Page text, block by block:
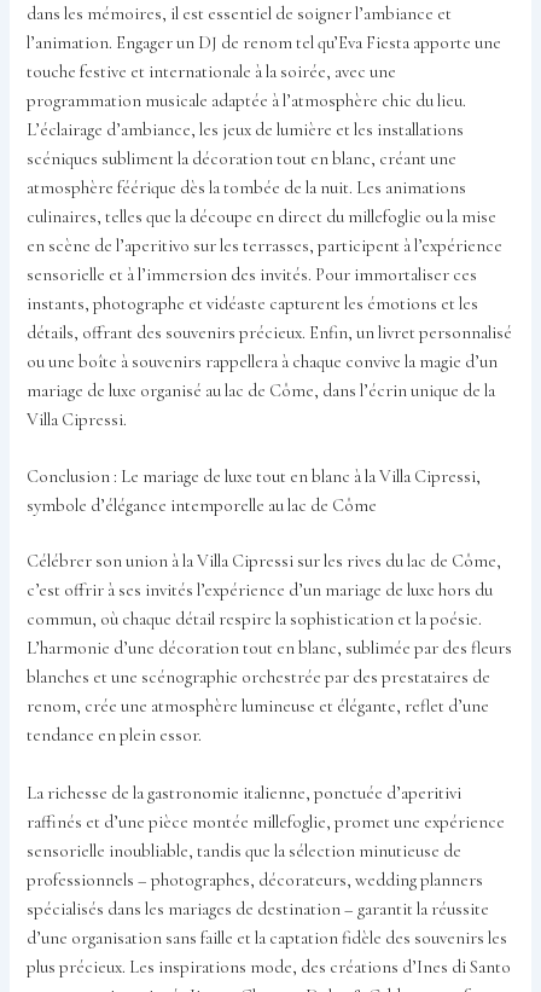
dans les mémoires, il est essentiel de soigner l’ambiance et
l’animation. Engager un DJ de renom tel qu’Eva Fiesta apporte une
touche festive et internationale à la soirée, avec une
programmation musicale adaptée à l’atmosphère chic du lieu.
L’éclairage d’ambiance, les jeux de lumière et les installations
scéniques subliment la décoration tout en blanc, créant une
atmosphère féérique dès la tombée de la nuit. Les animations
culinaires, telles que la découpe en direct du millefoglie ou la mise
en scène de l’aperitivo sur les terrasses, participent à l’expérience
sensorielle et à l’immersion des invités. Pour immortaliser ces
instants, photographe et vidéaste capturent les émotions et les
détails, offrant des souvenirs précieux. Enfin, un livret personnalisé
ou une boîte à souvenirs rappellera à chaque convive la magie d’un
mariage de luxe organisé au lac de Côme, dans l’écrin unique de la
Villa Cipressi.
Conclusion : Le mariage de luxe tout en blanc à la Villa Cipressi,
symbole d’élégance intemporelle au lac de Côme
Célébrer son union à la Villa Cipressi sur les rives du lac de Côme,
c’est offrir à ses invités l’expérience d’un mariage de luxe hors du
commun, où chaque détail respire la sophistication et la poésie.
L’harmonie d’une décoration tout en blanc, sublimée par des fleurs
blanches et une scénographie orchestrée par des prestataires de
renom, crée une atmosphère lumineuse et élégante, reflet d’une
tendance en plein essor.
La richesse de la gastronomie italienne, ponctuée d’aperitivi
raffinés et d’une pièce montée millefoglie, promet une expérience
sensorielle inoubliable, tandis que la sélection minutieuse de
professionnels – photographes, décorateurs, wedding planners
spécialisés dans les mariages de destination – garantit la réussite
d’une organisation sans faille et la captation fidèle des souvenirs les
plus précieux. Les inspirations mode, des créations d’Ines di Santo